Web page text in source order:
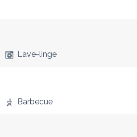
Lave-linge
Barbecue